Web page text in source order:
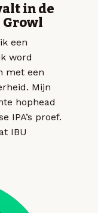
in de
Growl
een
word
met een
Mijn
hophead
IPA’s proef.
IBU